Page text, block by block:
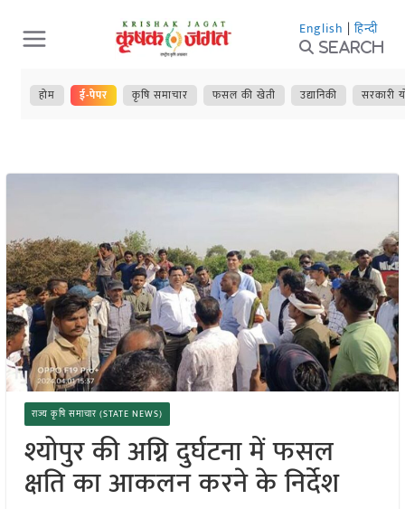
Skip
to
content
English | हिन्दी
Search
होम ई-पेपर कृषि समाचार फसल की खेती उद्यानिकी सरकारी
राज्य कृषि समाचार (STATE NEWS)
श्योपुर की अग्नि दुर्घटना में फसल
क्षति का आकलन करने के निर्देश